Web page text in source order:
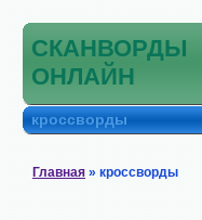
СКАНВОРДЫ
ОНЛАЙН
кроссворды
Главная » кроссворды